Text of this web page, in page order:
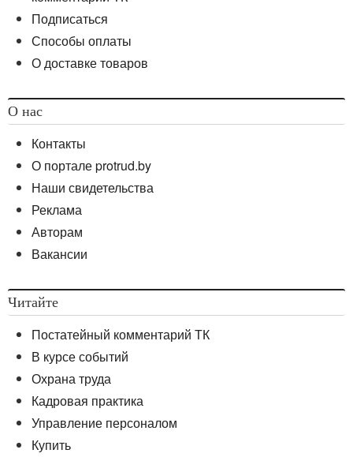
Подписаться
Способы оплаты
О доставке товаров
О нас
Контакты
О портале protrud.by
Наши свидетельства
Реклама
Авторам
Вакансии
Читайте
Постатейный комментарий ТК
В курсе событий
Охрана труда
Кадровая практика
Управление персоналом
Купить